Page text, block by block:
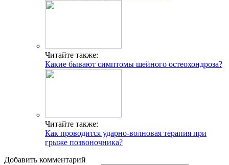
Читайте также:
Какие бывают симптомы шейного остеохондроза?
Читайте также:
Как проводится ударно-волновая терапия при
грыже позвоночника?
Добавить комментарий